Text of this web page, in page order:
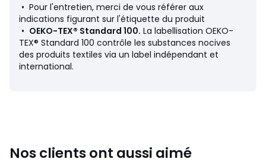
lors du lavage.
Couleurs Peau
Tailles 36 FR - 34 EU, 38 FR - 36 EU, 40 FR - 38 EU, 42 FR -
40 EU, 44 FR - 42 EU
• Pour l'entretien, merci de vous référer aux
indications figurant sur l'étiquette du produit
• OEKO-TEX® Standard 100. La labellisation OEKO-
TEX® Standard 100 contrôle les substances nocives
des produits textiles via un label indépendant et
international.
Nos clients ont aussi aimé